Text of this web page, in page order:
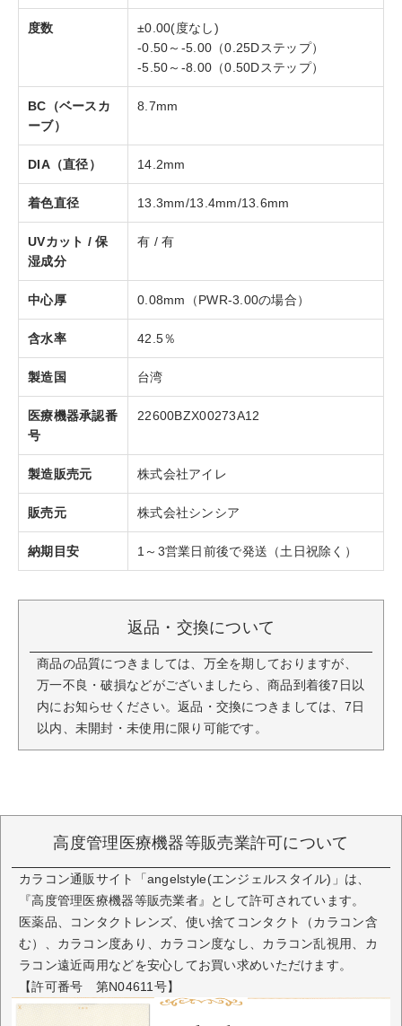
度数
±0.00(度なし)
-0.50～-5.00（0.25Dステップ）
-5.50～-8.00（0.50Dステップ）
BC（ベースカ
ーブ）
8.7mm
DIA（直径） 14.2mm
着色直径 13.3mm/13.4mm/13.6mm
UVカット / 保
湿成分
有 / 有
中心厚 0.08mm（PWR-3.00の場合）
含水率 42.5％
製造国 台湾
医療機器承認番
号
22600BZX00273A12
製造販売元 株式会社アイレ
販売元 株式会社シンシア
納期目安 1～3営業日前後で発送（土日祝除く）
返品・交換について
商品の品質につきましては、万全を期しておりますが、
万一不良・破損などがございましたら、商品到着後7日以
内にお知らせください。返品・交換につきましては、7日
以内、未開封・未使用に限り可能です。
高度管理医療機器等販売業許可について
カラコン通販サイト「angelstyle(エンジェルスタイル)」は、
『高度管理医療機器等販売業者』として許可されています。
医薬品、コンタクトレンズ、使い捨てコンタクト（カラコン含
む）、カラコン度あり、カラコン度なし、カラコン乱視用、カ
ラコン遠近両用などを安心してお買い求めいただけます。
【許可番号 第N04611号】